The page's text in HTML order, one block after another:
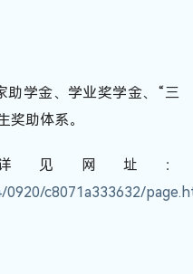
助学金、学业奖学金、“三
奖助体系。
见网址：
c8071a333632/